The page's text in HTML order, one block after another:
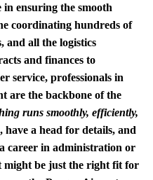
ensuring the smooth
coordinating hundreds of
and all the logistics
and finances to
service, professionals in
are the backbone of the
runs smoothly, efficiently,
a head for details, and
career in administration or
might be just the right fit for